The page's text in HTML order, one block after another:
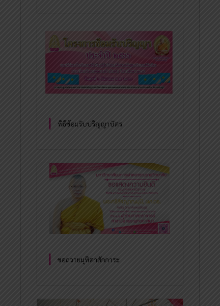
พิธีซ้อมรับปริญญาบัตร
ขอถวายมุทิตาสักการะ